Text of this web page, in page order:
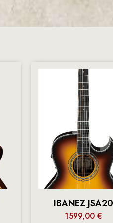
IBANEZ JSA20
1599,00 €